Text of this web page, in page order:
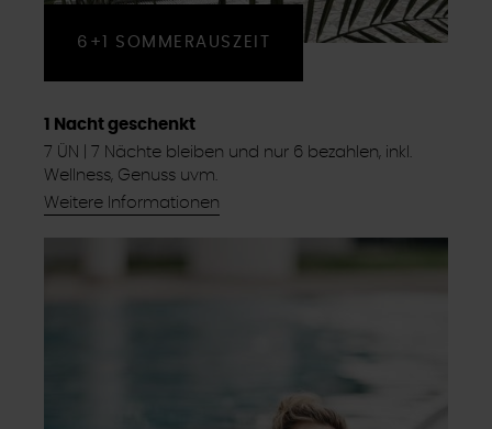
6+1 SOMMERAUSZEIT
1 Nacht geschenkt
7 ÜN | 7 Nächte bleiben und nur 6 bezahlen, inkl.
Wellness, Genuss uvm.
Weitere Informationen